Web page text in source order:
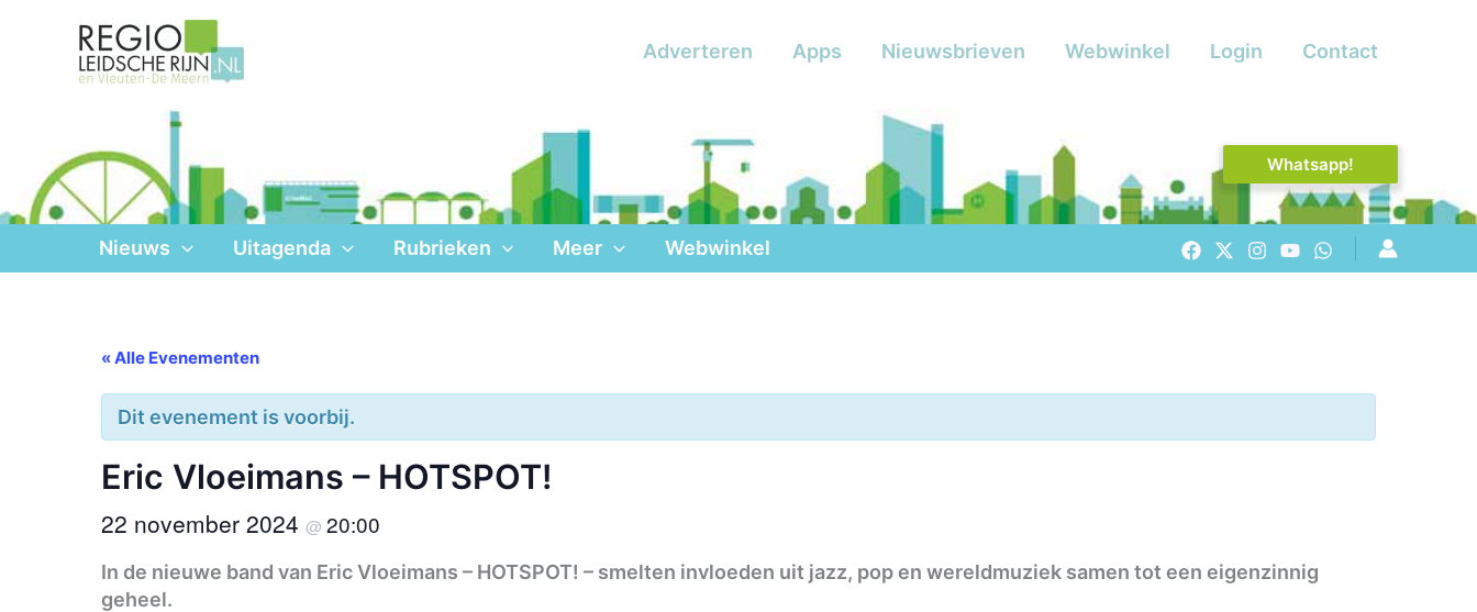
Adverteren Apps Nieuwsbrieven Webwinkel Login Contact
Whatsapp!
Nieuws Uitagenda Rubrieken Meer Webwinkel
« Alle Evenementen
Dit evenement is voorbij.
Eric Vloeimans – HOTSPOT!
22 november 2024 @ 20:00
In de nieuwe band van Eric Vloeimans – HOTSPOT! – smelten invloeden uit jazz, pop en wereldmuziek samen tot een eigenzinnig
geheel.